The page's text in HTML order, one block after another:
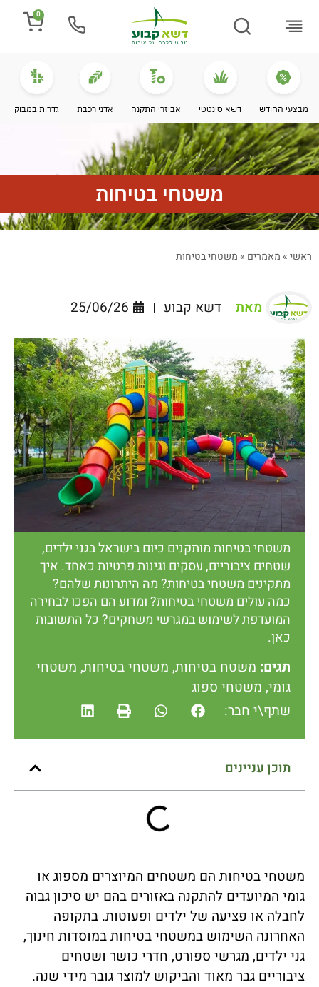
0
מבצעי החודש דשא סינטטי אביזרי התקנה אדני רכבת גדרות במבוק
משטחי בטיחות
ראשי»מאמרים »משטחי בטיחות
מאת דשא קבוע 25/06/26
משטחי בטיחות מותקנים כיום בישראל בגני ילדים,
שטחים ציבוריים, עסקים וגינות פרטיות כאחד. איך
מתקינים משטחי בטיחות? מה היתרונות שלהם?
כמה עולים משטחי בטיחות? ומדוע הם הפכו לבחירה
המועדפת לשימוש במגרשי משחקים? כל התשובות
כאן.
תגים: משטח בטיחות, משטחי בטיחות, משטחי
גומי, משטחי ספוג
שתף\י חבר:
תוכן עניינים
משטחי בטיחות הם משטחים המיוצרים מספוג או
גומי המיועדים להתקנה באזורים בהם יש סיכון גבוה
לחבלה או פציעה של ילדים ופעוטות. בתקופה
האחרונה השימוש במשטחי בטיחות במוסדות חינוך,
גני ילדים, מגרשי ספורט, חדרי כושר ושטחים
ציבוריים גבר מאוד והביקוש למוצר גובר מידי שנה.